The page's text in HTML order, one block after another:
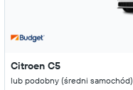
Citroen C5
lub podobny (średni samochód)